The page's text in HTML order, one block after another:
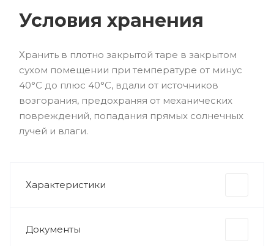
Условия хранения
Хранить в плотно закрытой таре в закрытом
сухом помещении при температуре от минус
40°С до плюс 40°С, вдали от источников
возгорания, предохраняя от механических
повреждений, попадания прямых солнечных
лучей и влаги.
Характеристики
Документы